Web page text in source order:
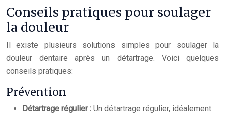
Conseils pratiques pour soulager
la douleur
Il existe plusieurs solutions simples pour soulager la
douleur dentaire après un détartrage. Voici quelques
conseils pratiques:
Prévention
Détartrage régulier : Un détartrage régulier, idéalement